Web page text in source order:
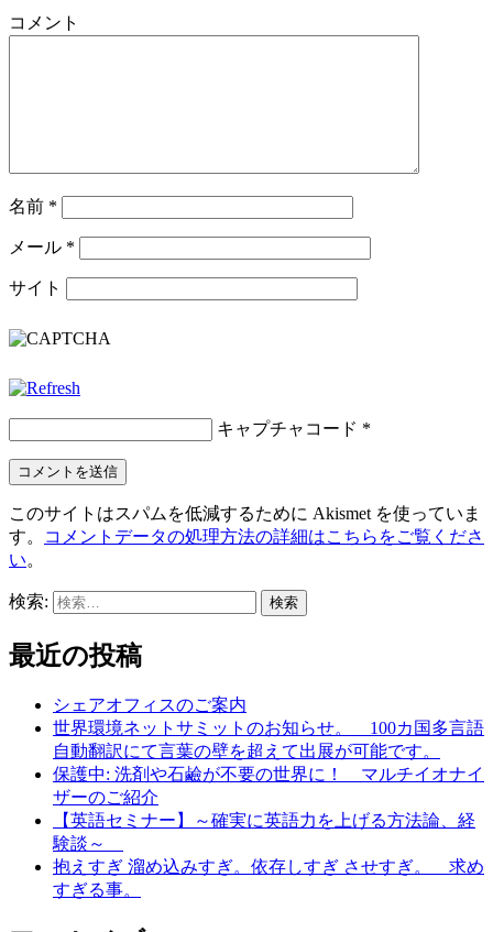
コメント
名前 *
メール *
サイト
キャプチャコード *
このサイトはスパムを低減するために Akismet を使っていま
す。
コメントデータの処理方法の詳細はこちらをご覧くださ
い。
検索:
最近の投稿
シェアオフィスのご案内
世界環境ネットサミットのお知らせ。 100カ国多言語
自動翻訳にて言葉の壁を超えて出展が可能です。
保護中: 洗剤や石鹼が不要の世界に！ マルチイオナイ
ザーのご紹介
【英語セミナー】～確実に英語力を上げる方法論、経
験談～
抱えすぎ 溜め込みすぎ。依存しすぎ させすぎ。 求め
すぎる事。